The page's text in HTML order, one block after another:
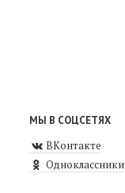
МЫ В СОЦСЕТЯХ
ВКонтакте
Одноклассники